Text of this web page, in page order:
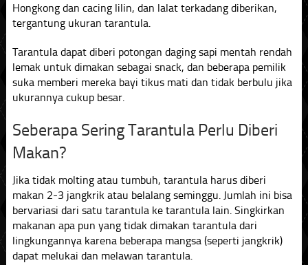
Hongkong dan cacing lilin, dan lalat terkadang diberikan,
tergantung ukuran tarantula.
Tarantula dapat diberi potongan daging sapi mentah rendah
lemak untuk dimakan sebagai snack, dan beberapa pemilik
suka memberi mereka bayi tikus mati dan tidak berbulu jika
ukurannya cukup besar.
Seberapa Sering Tarantula Perlu Diberi
Makan?
Jika tidak molting atau tumbuh, tarantula harus diberi
makan 2-3 jangkrik atau belalang seminggu. Jumlah ini bisa
bervariasi dari satu tarantula ke tarantula lain. Singkirkan
makanan apa pun yang tidak dimakan tarantula dari
lingkungannya karena beberapa mangsa (seperti jangkrik)
dapat melukai dan melawan tarantula.